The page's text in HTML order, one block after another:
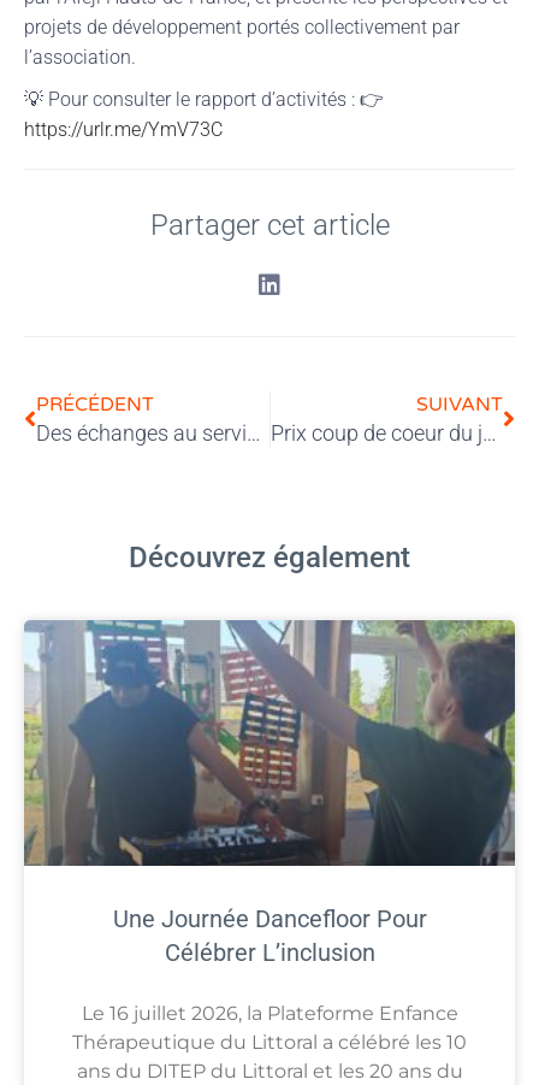
projets de développement portés collectivement par
l’association.
💡 Pour consulter le rapport d’activités : 👉
https://urlr.me/YmV73C
Partager cet article
PRÉCÉDENT
Des échanges au service des mineurs en difficulté
SUIVANT
Prix coup de coeur du jury : les jeunes du CPE à l’honneur
Découvrez également
Une Journée Dancefloor Pour
Célébrer L’inclusion
Le 16 juillet 2026, la Plateforme Enfance
Thérapeutique du Littoral a célébré les 10
ans du DITEP du Littoral et les 20 ans du